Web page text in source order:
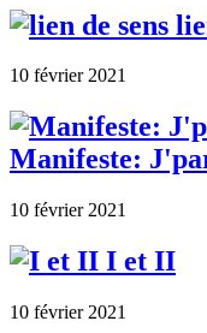
10 février 2021
Manifeste:
10 février 2021
I et II
10 février 2021